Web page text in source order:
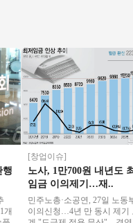
[창업이슈]
노사, 1만700원 내년도 최저
임금 이의제기…재..
민주노총·소공연, 27일 노동부에
이의신청…4년 만 동시 제기 노